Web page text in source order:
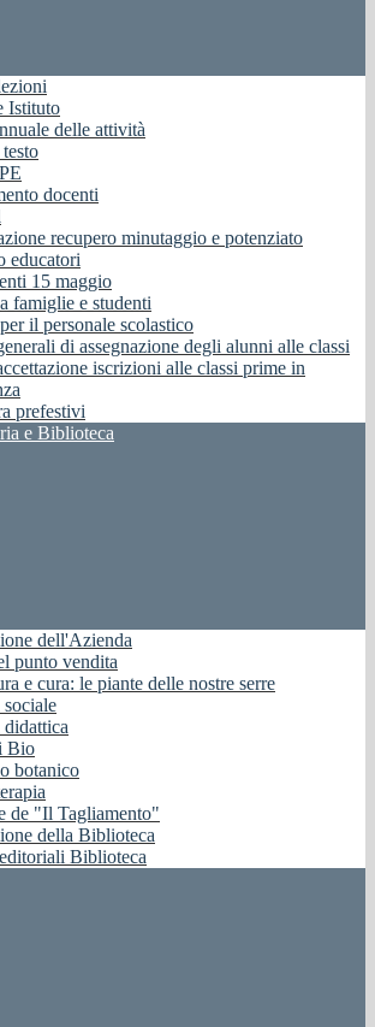
Istituto
delle attività
docenti
recupero minutaggio e potenziato
educatori
15 maggio
famiglie e studenti
il personale scolastico
di assegnazione degli alunni alle classi
iscrizioni alle classi prime in
prefestivi
e Biblioteca
dell'Azienda
punto vendita
e cura: le piante delle nostre serre
Bio
botanico
de "Il Tagliamento"
della Biblioteca
Biblioteca